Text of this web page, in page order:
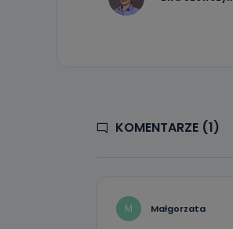
KOMENTARZE (1)
M Małgorzata